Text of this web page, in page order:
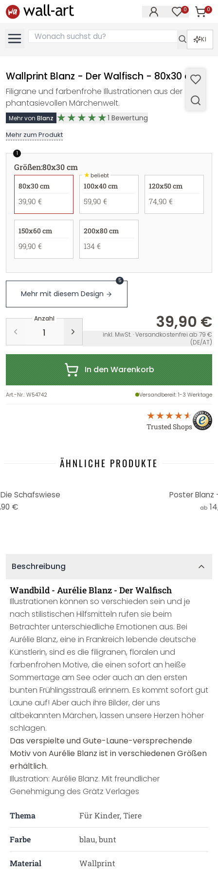
0 0
KI
Wallprint Blanz - Der Walfisch - 80x30 cm
Filigrane und farbenfrohe Illustrationen aus der
phantasievollen Märchenwelt.
Mehr von Blanz 1 Bewertung
Mehr zum Produkt
1
Größen:80x30 cm
80x30 cm
39,90 €
★beliebt
100x40 cm
59,90 €
120x50 cm
74,90 €
150x60 cm
99,90 €
200x80 cm
134 €
Mehr mit diesem Design
5
Anzahl 39,90 €
inkl. MwSt. · Versandkostenfrei ab 79 €
(DE/AT)
In den Warenkorb
Art.-Nr.:W54742 Versandbereit: 1-3 Werktage
Trusted Shops
ÄHNLICHE PRODUKTE
Schafswiese
€
Poster Blanz
ab
Beschreibung
Wandbild - Aurélie Blanz - Der Walfisch
Illustrationen können so verschieden sein und je
nach stilistischen Hilfsmitteln rufen sie beim
Betrachter unterschiedliche Emotionen aus. Bei
Aurélie Blanz, eine in Frankreich lebende deutsche
Künstlerin, sind es die filigranen, floralen und
farbenfrohen Motive, die einen sofort an heiße
Sommertage am See oder auch an den ersten
bunten Frühlingsstrauß erinnern. Es kommt sofort gut
Laune auf! Aber auch ihre Bilder, der uns
altbekannten Märchen, lassen unsere Herzen höher
schlagen.
Das verspielte und Gute-Laune-versprechende
Motiv von Aurélie Blanz ist in verschiedenen Größen
erhältlich.
Illustration: Aurélie Blanz. Mit freundlicher
Genehmigung des Grätz Verlages
Thema Für Kinder, Tiere
Farbe blau, bunt
Material Wallprint